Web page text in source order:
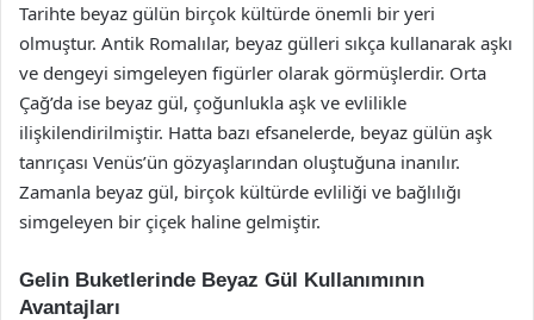
Tarihte beyaz gülün birçok kültürde önemli bir yeri
olmuştur. Antik Romalılar, beyaz gülleri sıkça kullanarak aşkı
ve dengeyi simgeleyen figürler olarak görmüşlerdir. Orta
Çağ’da ise beyaz gül, çoğunlukla aşk ve evlilikle
ilişkilendirilmiştir. Hatta bazı efsanelerde, beyaz gülün aşk
tanrıçası Venüs’ün gözyaşlarından oluştuğuna inanılır.
Zamanla beyaz gül, birçok kültürde evliliği ve bağlılığı
simgeleyen bir çiçek haline gelmiştir.
Gelin Buketlerinde Beyaz Gül Kullanımının
Avantajları